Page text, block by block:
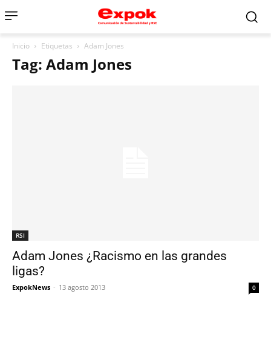
Inicio Etiquetas Adam Jones
Tag: Adam Jones
RSI
Adam Jones ¿Racismo en las grandes
ligas?
ExpokNews - 13 agosto 2013 0